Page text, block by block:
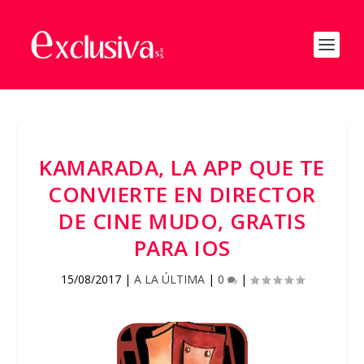
KAMARADA, LA APP QUE TE
CONVIERTE EN DIRECTOR
DE CINE MUDO, GRATIS
PARA IOS
15/08/2017| A LA ÚLTIMA| 0 |